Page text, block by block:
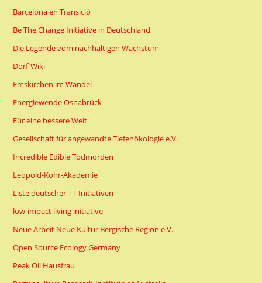
Barcelona en Transició
Be The Change Initiative in Deutschland
Die Legende vom nachhaltigen Wachstum
Dorf-Wiki
Emskirchen im Wandel
Energiewende Osnabrück
Für eine bessere Welt
Gesellschaft für angewandte Tiefenökologie e.V.
Incredible Edible Todmorden
Leopold-Kohr-Akademie
Liste deutscher TT-Initiativen
low-impact living initiative
Neue Arbeit Neue Kultur Bergische Region e.V.
Open Source Ecology Germany
Peak Oil Hausfrau